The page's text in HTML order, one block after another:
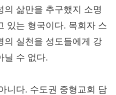
의 삶만을 추구했지 소명
있는 형국이다. 목회자 스
의 실천을 성도들에게 강
닐 수 없다.
니다. 수도권 중형교회 담